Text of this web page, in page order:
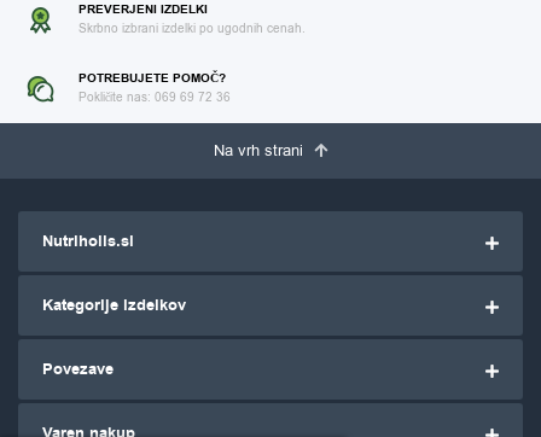
PREVERJENI IZDELKI
Skrbno izbrani izdelki po ugodnih cenah.
POTREBUJETE POMOČ?
Pokličite nas: 069 69 72 36
Na vrh strani
Nutriholis.si
Kategorije izdelkov
Povezave